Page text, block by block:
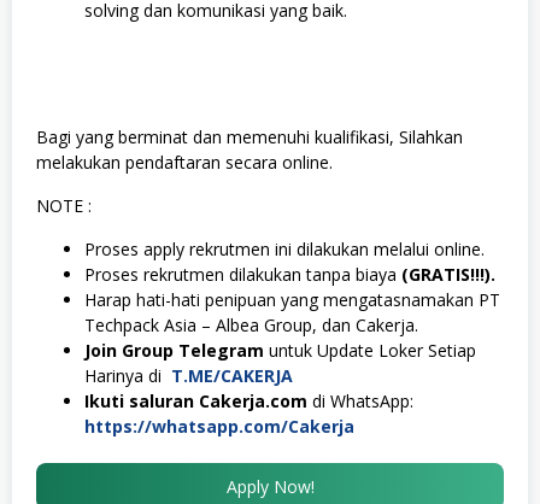
solving dan komunikasi yang baik.
Bagi yang berminat dan memenuhi kualifikasi, Silahkan
melakukan pendaftaran secara online.
NOTE :
Proses apply rekrutmen ini dilakukan melalui online.
Proses rekrutmen dilakukan tanpa biaya (GRATIS!!!).
Harap hati-hati penipuan yang mengatasnamakan PT
Techpack Asia – Albea Group, dan Cakerja.
Join Group Telegram untuk Update Loker Setiap
Harinya di T.ME/CAKERJA
Ikuti saluran Cakerja.com di WhatsApp:
https://whatsapp.com/Cakerja
Apply Now!